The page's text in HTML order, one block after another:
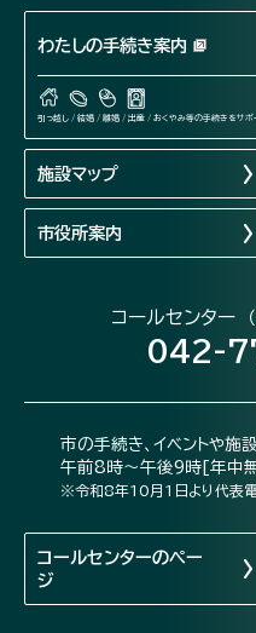
わたしの手続き案内
引っ越し / 結婚 / 離婚 / 出産 / おくやみ等の手続きをサポー
施設マップ
市役所案内
コールセンター
042-
市の手続き、イベントや施
午前8時～午後9時[年中
※令和8年10月1日より代表電
コールセンターのペー
ジ